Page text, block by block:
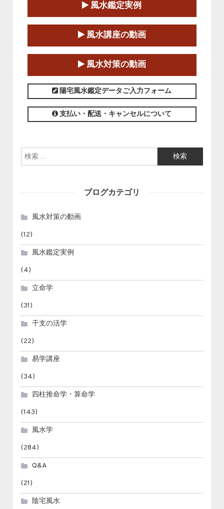
この講座の募集は終了しました。
第１８期立命塾「実践的四柱立命学（四
柱推命学）講座」
2025-01-11～2025-05-11
この講座の募集は終了しました。
風水鑑定実例
風水講座の動画
風水対策の動画
陽宅風水鑑定データご入力フォーム
支払い・配送・キャンセルについて
検索:
ブログカテゴリ
風水対策の動画
(12)
風水鑑定実例
(4)
立命学
(31)
干支の活学
(22)
易学講座
(34)
四柱推命学・算命学
(143)
風水学
(284)
Q&A
(21)
陰宅風水